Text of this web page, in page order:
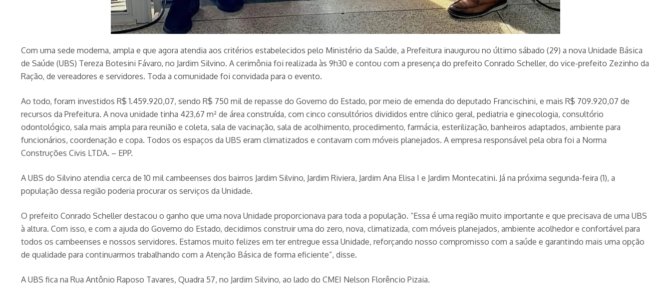
Com uma sede moderna, ampla e que agora atendia aos critérios estabelecidos pelo Ministério da Saúde, a Prefeitura inaugurou no último sábado (29) a nova Unidade Básica
de Saúde (UBS) Tereza Botesini Fávaro, no Jardim Silvino. A cerimônia foi realizada às 9h30 e contou com a presença do prefeito Conrado Scheller, do vice-prefeito Zezinho da
Ração, de vereadores e servidores. Toda a comunidade foi convidada para o evento.
Ao todo, foram investidos R$ 1.459.920,07, sendo R$ 750 mil de repasse do Governo do Estado, por meio de emenda do deputado Francischini, e mais R$ 709.920,07 de
recursos da Prefeitura. A nova unidade tinha 423,67 m² de área construída, com cinco consultórios divididos entre clínico geral, pediatria e ginecologia, consultório
odontológico, sala mais ampla para reunião e coleta, sala de vacinação, sala de acolhimento, procedimento, farmácia, esterilização, banheiros adaptados, ambiente para
funcionários, coordenação e copa. Todos os espaços da UBS eram climatizados e contavam com móveis planejados. A empresa responsável pela obra foi a Norma
Construções Civis LTDA. – EPP.
A UBS do Silvino atendia cerca de 10 mil cambeenses dos bairros Jardim Silvino, Jardim Riviera, Jardim Ana Elisa I e Jardim Montecatini. Já na próxima segunda-feira (1), a
população dessa região poderia procurar os serviços da Unidade.
O prefeito Conrado Scheller destacou o ganho que uma nova Unidade proporcionava para toda a população. “Essa é uma região muito importante e que precisava de uma UBS
à altura. Com isso, e com a ajuda do Governo do Estado, decidimos construir uma do zero, nova, climatizada, com móveis planejados, ambiente acolhedor e confortável para
todos os cambeenses e nossos servidores. Estamos muito felizes em ter entregue essa Unidade, reforçando nosso compromisso com a saúde e garantindo mais uma opção
de qualidade para continuarmos trabalhando com a Atenção Básica de forma eficiente”, disse.
A UBS fica na Rua Antônio Raposo Tavares, Quadra 57, no Jardim Silvino, ao lado do CMEI Nelson Florêncio Pizaia.